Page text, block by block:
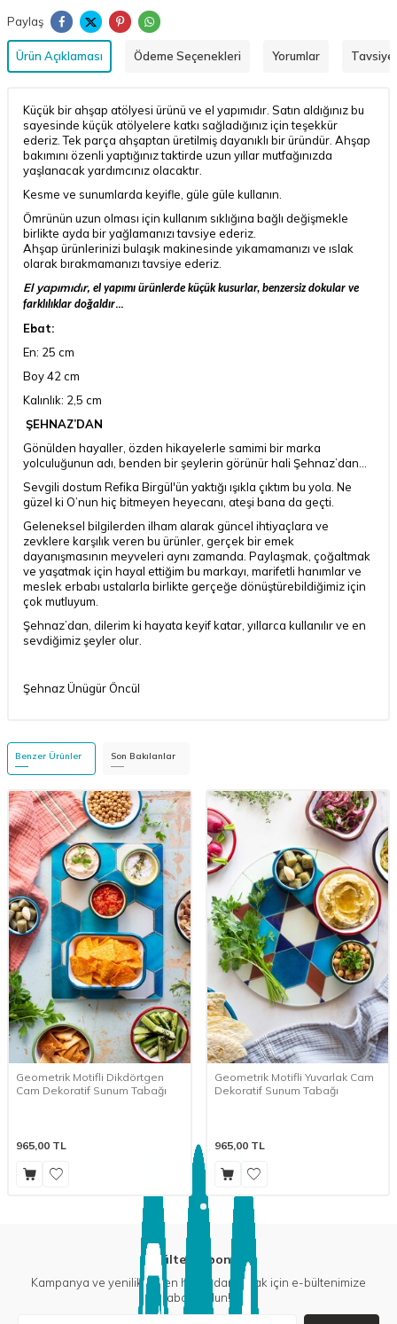
Paylaş
Ürün Açıklaması Ödeme Seçenekleri Yorumlar Tavsiye
Küçük bir ahşap atölyesi ürünü ve el yapımıdır. Satın aldığınız bu
sayesinde küçük atölyelere katkı sağladığınız için teşekkür
ederiz. Tek parça ahşaptan üretilmiş dayanıklı bir üründür. Ahşap
bakımını özenli yaptığınız taktirde uzun yıllar mutfağınızda
yaşlanacak yardımcınız olacaktır.
Kesme ve sunumlarda keyifle, güle güle kullanın.
Ömrünün uzun olması için kullanım sıklığına bağlı değişmekle
birlikte ayda bir yağlamanızı tavsiye ederiz.
Ahşap ürünlerinizi bulaşık makinesinde yıkamamanızı ve ıslak
olarak bırakmamanızı tavsiye ederiz.
El yapımıdır, el yapımı ürünlerde küçük kusurlar, benzersiz dokular ve
farklılıklar doğaldır...
Ebat:
En: 25 cm
Boy 42 cm
Kalınlık: 2,5 cm
ŞEHNAZ’DAN
Gönülden hayaller, özden hikayelerle samimi bir marka
yolculuğunun adı, benden bir şeylerin görünür hali Şehnaz’dan...
Sevgili dostum Refika Birgül'ün yaktığı ışıkla çıktım bu yola. Ne
güzel ki O’nun hiç bitmeyen heyecanı, ateşi bana da geçti.
Geleneksel bilgilerden ilham alarak güncel ihtiyaçlara ve
zevklere karşılık veren bu ürünler, gerçek bir emek
dayanışmasının meyveleri aynı zamanda. Paylaşmak, çoğaltmak
ve yaşatmak için hayal ettiğim bu markayı, marifetli hanımlar ve
meslek erbabı ustalarla birlikte gerçeğe dönüştürebildiğimiz için
çok mutluyum.
Şehnaz’dan, dilerim ki hayata keyif katar, yıllarca kullanılır ve en
sevdiğimiz şeyler olur.
Şehnaz Ünügür Öncül
Benzer Ürünler Son Bakılanlar
Geometrik Motifli Dikdörtgen
Cam Dekoratif Sunum Tabağı
965,00 TL
Geometrik Motifli Yuvarlak Cam
Dekoratif Sunum Tabağı
965,00TL
E-Bülten Aboneliği
Kampanya ve yeniliklerden haberdar olmak için e-bültenimize
abone olun!